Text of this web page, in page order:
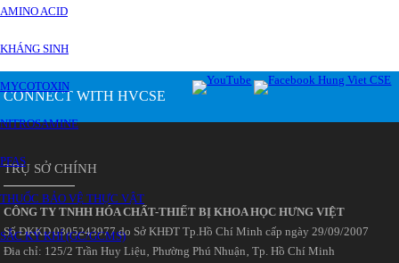
AMINO ACID
KHÁNG SINH
MYCOTOXIN
NITROSAMINE
PFAS
THUỐC BẢO VỆ THỰC VẬT
SẮC KÝ KHÍ (GC/GCMS)
CONNECT WITH HVCSE
TRỤ SỞ CHÍNH
CÔNG TY TNHH HÓA CHẤT-THIẾT BỊ KHOA HỌC HƯNG VIỆT
Số ĐKKD 0305243977 do Sở KHĐT Tp.Hồ Chí Minh cấp ngày 29/09/2007
Đia chỉ: 125/2 Trần Huy Liệu‚ Phường Phú Nhuận‚ Tp. Hồ Chí Minh